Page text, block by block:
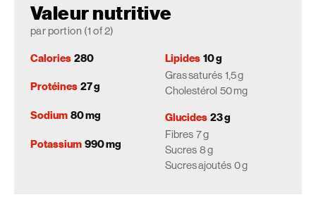
Valeur nutritive
par portion (1 of 2)
Calories 280
Protéines 27 g
Sodium 80 mg
Potassium 990 mg
Lipides 10 g
Gras saturés 1,5 g
Cholestérol 50 mg
Glucides 23 g
Fibres 7 g
Sucres 8 g
Sucres ajoutés 0 g